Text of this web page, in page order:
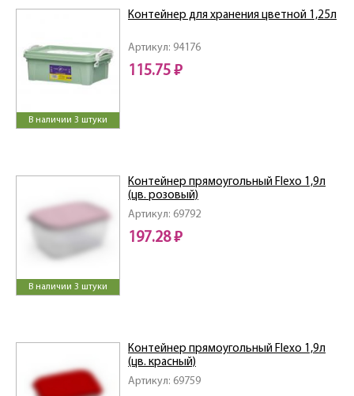
В наличии 3 штуки
Артикул: 94176
Контейнер для хранения цветной 1,25л
115.75 ₽
В наличии 3 штуки
Артикул: 69792
Контейнер прямоугольный Flexo 1,9л
(цв. розовый)
197.28 ₽
Артикул: 69759
Контейнер прямоугольный Flexo 1,9л
(цв. красный)